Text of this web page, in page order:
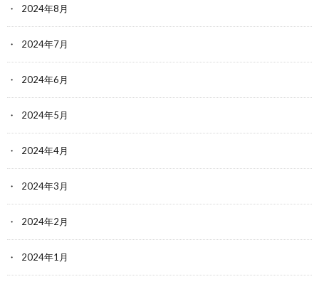
2024年8月
2024年7月
2024年6月
2024年5月
2024年4月
2024年3月
2024年2月
2024年1月